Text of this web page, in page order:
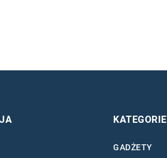
KATEGORIE
GADŻETY